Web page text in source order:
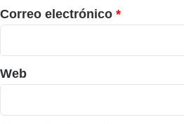
*
Correo electrónico *
Web